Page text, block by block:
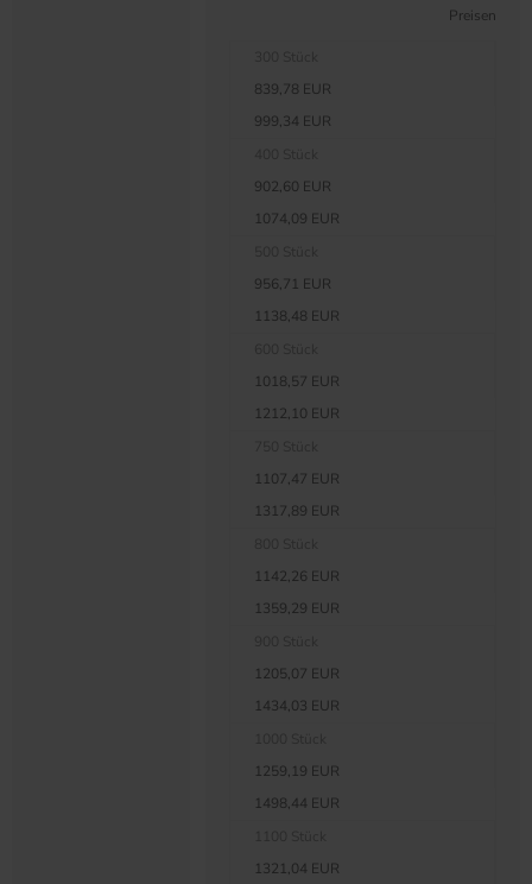
Preisen
839,78 EUR
999,34 EUR
902,60 EUR
1074,09 EUR
956,71 EUR
1138,48 EUR
1018,57 EUR
1212,10 EUR
1107,47 EUR
1317,89 EUR
1142,26 EUR
1359,29 EUR
1205,07 EUR
1434,03 EUR
1259,19 EUR
1498,44 EUR
1321,04 EUR